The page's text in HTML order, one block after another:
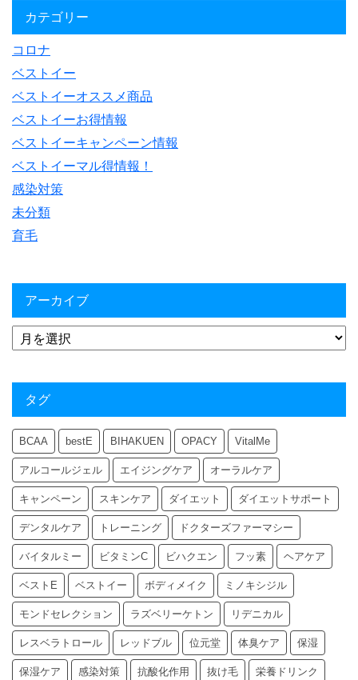
カテゴリー
コロナ
ベストイー
ベストイーオススメ商品
ベストイーお得情報
ベストイーキャンペーン情報
ベストイーマル得情報！
感染対策
未分類
育毛
アーカイブ
タグ
BCAA bestE BIHAKUEN OPACY VitalMe
アルコールジェル エイジングケア オーラルケア
キャンペーン スキンケア ダイエット ダイエットサポート
デンタルケア トレーニング ドクターズファーマシー
バイタルミー ビタミンC ビハクエン フッ素 ヘアケア
ベストE ベストイー ボディメイク ミノキシジル
モンドセレクション ラズベリーケトン リデニカル
レスベラトロール レッドブル 位元堂 体臭ケア 保湿
保湿ケア 感染対策 抗酸化作用 抜け毛 栄養ドリンク